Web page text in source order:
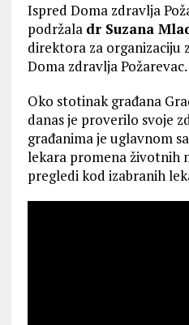
Ispred Doma zdravlja
podržala dr Suzana
direktora za organizaciju
Doma zdravlja Požarevac.
Oko stotinak građana
danas je proverilo svoje
građanima je uglavnom
lekara promena životnih
pregledi kod izabranih